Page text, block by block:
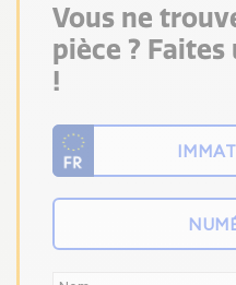
Vous ne
pièce ?
!